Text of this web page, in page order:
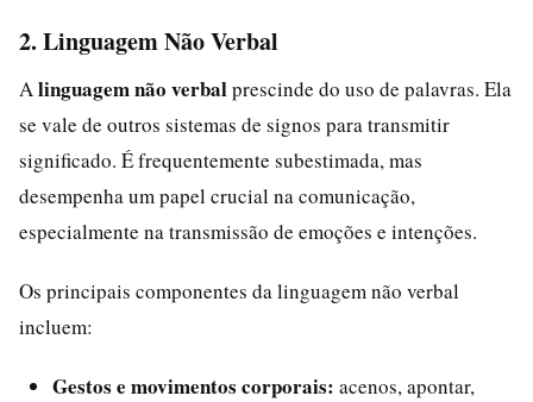
2. Linguagem Não Verbal
A linguagem não verbalprescinde do uso de palavras. Ela
se vale de outros sistemas de signos para transmitir
significado. É frequentemente subestimada, mas
desempenha um papel crucial na comunicação,
especialmente na transmissão de emoções e intenções.
Os principais componentes da linguagem não verbal
incluem:
Gestos e movimentos corporais: acenos, apontar,